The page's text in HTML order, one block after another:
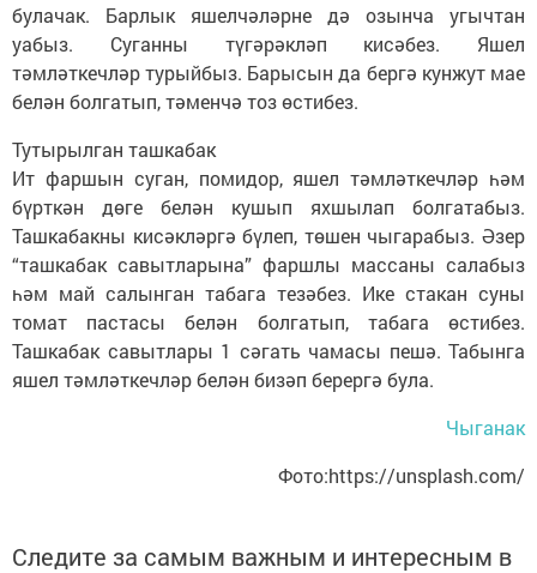
булачак. Барлык яшелчәләрне дә озынча угычтан
уабыз. Суганны түгәрәкләп кисәбез. Яшел
тәмләткечләр турыйбыз. Барысын да бергә кунжут мае
белән болгатып, тәменчә тоз өстибез.
Тутырылган ташкабак
Ит фаршын суган, помидор, яшел тәмләткечләр һәм
бүрткән дөге белән кушып яхшылап болгатабыз.
Ташкабакны кисәкләргә бүлеп, төшен чыгарабыз. Әзер
“ташкабак савытларына” фаршлы массаны салабыз
һәм май салынган табага тезәбез. Ике стакан суны
томат пастасы белән болгатып, табага өстибез.
Ташкабак савытлары 1 сәгать чамасы пешә. Табынга
яшел тәмләткечләр белән бизәп берергә була.
Чыганак
Фото:https://unsplash.com/
Следите за самым важным и интересным в